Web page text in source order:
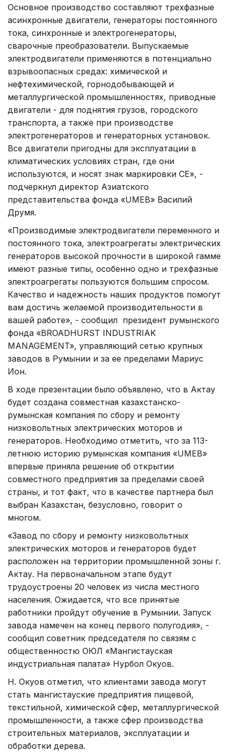
Основное производство составляют трехфазные
асинхронные двигатели, генераторы постоянного
тока, синхронные и электрогенераторы,
сварочные преобразователи. Выпускаемые
электродвигатели применяются в потенциально
взрывоопасных средах: химической и
нефтехимической, горнодобывающей и
металлургической промышленностях, приводные
двигатели - для поднятия грузов, городского
транспорта, а также при производстве
электрогенераторов и генераторных установок.
Все двигатели пригодны для эксплуатации в
климатических условиях стран, где они
используются, и носят знак маркировки СЕ», -
подчеркнул директор Азиатского
представительства фонда «UMEB» Василий
Друмя.
«Производимые электродвигатели переменного и
постоянного тока, электроагрегаты электрических
генераторов высокой прочности в широкой гамме
имеют разные типы, особенно одно и трехфазные
электроагрегаты пользуются большим спросом.
Качество и надежность наших продуктов помогут
вам достичь желаемой производительности в
вашей работе», - сообщил президент румынского
фонда «BROADHURST INDUSTRIAK
MANAGEMENT», управляющий сетью крупных
заводов в Румынии и за ее пределами Мариус
Ион.
В ходе презентации было объявлено, что в Актау
будет создана совместная казахстанско-
румынская компания по сбору и ремонту
низковольтных электрических моторов и
генераторов. Необходимо отметить, что за 113-
летнюю историю румынская компания «UMEB»
впервые приняла решение об открытии
совместного предприятия за пределами своей
страны, и тот факт, что в качестве партнера был
выбран Казахстан, безусловно, говорит о
многом.
«Завод по сбору и ремонту низковольтных
электрических моторов и генераторов будет
расположен на территории промышленной зоны г.
Актау. На первоначальном этапе будут
трудоустроены 20 человек из числа местного
населения. Ожидается, что все принятые
работники пройдут обучение в Румынии. Запуск
завода намечен на конец первого полугодия», -
сообщил советник председателя по связям с
общественностю ОЮЛ «Мангистауская
индустриальная палата» Нурбол Окуов.
Н. Окуов отметил, что клиентами завода могут
стать мангистауские предприятия пищевой,
текстильной, химической сфер, металлургической
промышленности, а также сфер производства
строительных материалов, эксплуатации и
обработки дерева.